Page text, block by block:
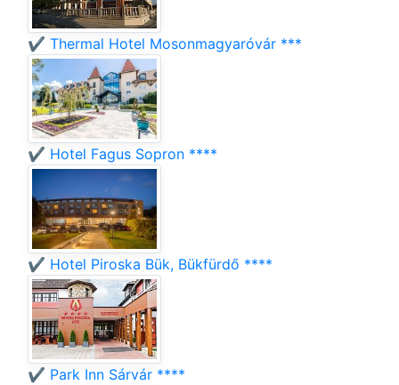
✔️ Thermal Hotel Mosonmagyaróvár ***
✔️ Hotel Fagus Sopron ****
✔️ Hotel Piroska Bük, Bükfürdő ****
✔️ Park Inn Sárvár ****